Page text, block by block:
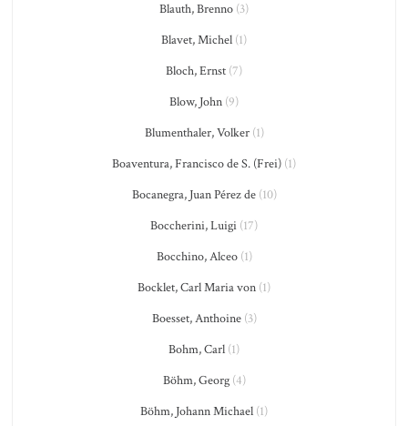
Blauth, Brenno (3)
Blavet, Michel (1)
Bloch, Ernst (7)
Blow, John (9)
Blumenthaler, Volker(1)
Boaventura, Francisco de S. (Frei) (1)
Bocanegra, Juan Pérez de(10)
Boccherini, Luigi (17)
Bocchino, Alceo(1)
Bocklet, Carl Maria von (1)
Boesset, Anthoine(3)
Bohm, Carl (1)
Böhm, Georg(4)
Böhm, Johann Michael (1)